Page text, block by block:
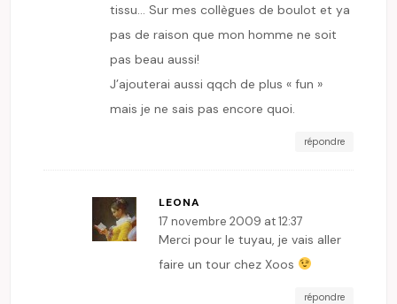
tissu… Sur mes collègues de boulot et ya
pas de raison que mon homme ne soit
pas beau aussi!
J’ajouterai aussi qqch de plus « fun »
mais je ne sais pas encore quoi.
répondre
LEONA
17 novembre 2009 at 12:37
Merci pour le tuyau, je vais aller
faire un tour chez Xoos
répondre